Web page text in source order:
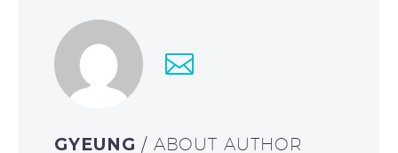
GYEUNG / ABOUT AUTHOR